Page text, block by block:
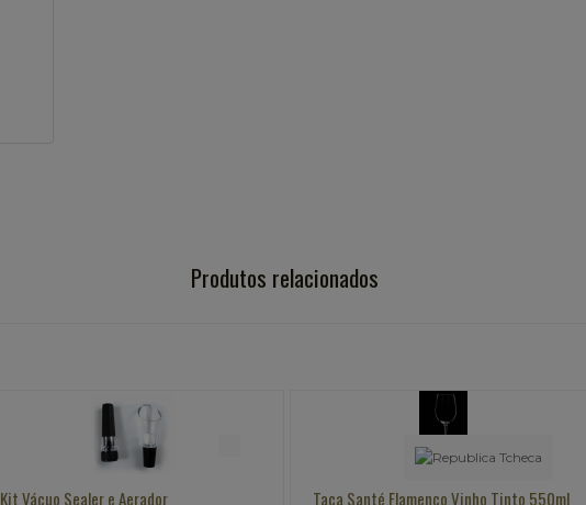
Produtos relacionados
Kit Vácuo Sealer e Aerador Taça Santé Flamenco Vinho Tinto 550ml